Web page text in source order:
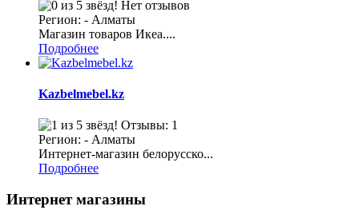
Нет отзывов
Регион: - Алматы
Магазин товаров Икеа....
Подробнее
Kazbelmebel.kz
Отзывы: 1
Регион: - Алматы
Интернет-магазин белорусско...
Подробнее
Интернет магазины